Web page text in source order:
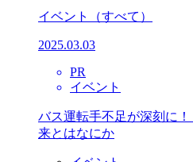
イベント （すべて）
2025.03.03
PR
イベント
バス運転手不足が深刻に
来とはなにか